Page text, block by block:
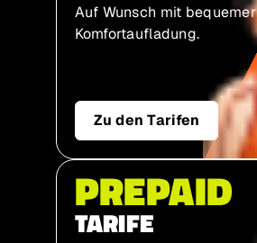
Auf Wunsch mit bequemer
Komfort­aufladung.
Zu den Tarifen
PREPAID
TARIFE